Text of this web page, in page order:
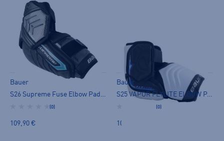
Bauer
S26 Supreme Fuse Elbow Pad-jr - kyynärsuoja
(0)
109,90 €
Bauer
S25 VAPOR FLYLITE ELBOW PAD -JR - kyynärsuoja
(0)
109,00 €